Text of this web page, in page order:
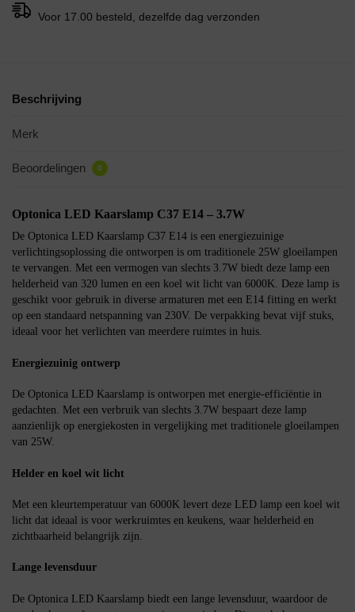
Voor 17.00 besteld, dezelfde dag verzonden
Beschrijving
Merk
Beoordelingen 0
Optonica LED Kaarslamp C37 E14 – 3.7W
De Optonica LED Kaarslamp C37 E14 is een energiezuinige
verlichtingsoplossing die ontworpen is om traditionele 25W gloeilampen
te vervangen. Met een vermogen van slechts 3.7W biedt deze lamp een
helderheid van 320 lumen en een koel wit licht van 6000K. Deze lamp is
geschikt voor gebruik in diverse armaturen met een E14 fitting en werkt
op een standaard netspanning van 230V. De verpakking bevat vijf stuks,
ideaal voor het verlichten van meerdere ruimtes in huis.
Energiezuinig ontwerp
De Optonica LED Kaarslamp is ontworpen met energie-efficiëntie in
gedachten. Met een verbruik van slechts 3.7W bespaart deze lamp
aanzienlijk op energiekosten in vergelijking met traditionele gloeilampen
van 25W.
Helder en koel wit licht
Met een kleurtemperatuur van 6000K levert deze LED lamp een koel wit
licht dat ideaal is voor werkruimtes en keukens, waar helderheid en
zichtbaarheid belangrijk zijn.
Lange levensduur
De Optonica LED Kaarslamp biedt een lange levensduur, waardoor de